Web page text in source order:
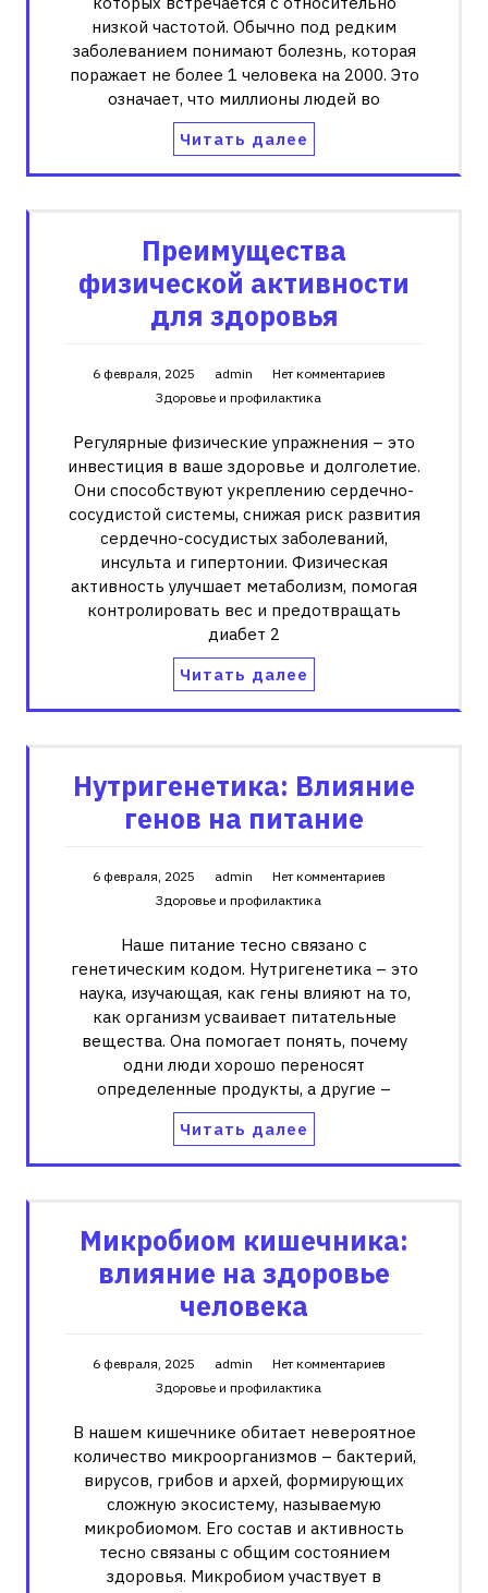
низкой частотой. Обычно под редким
заболеванием понимают болезнь, которая
поражает не более 1 человека на 2000. Это
означает, что миллионы людей во
Читать далее
Преимущества
физической активности
для здоровья
6 февраля, 2025 admin
Нет комментариев
Здоровье и профилактика
Регулярные физические упражнения – это
инвестиция в ваше здоровье и долголетие.
Они способствуют укреплению сердечно-
сосудистой системы, снижая риск развития
сердечно-сосудистых заболеваний,
инсульта и гипертонии. Физическая
активность улучшает метаболизм, помогая
контролировать вес и предотвращать
диабет 2
Читать далее
Нутригенетика: Влияние
генов на питание
6 февраля, 2025 admin
Нет комментариев
Здоровье и профилактика
Наше питание тесно связано с
генетическим кодом. Нутригенетика – это
наука, изучающая, как гены влияют на то,
как организм усваивает питательные
вещества. Она помогает понять, почему
одни люди хорошо переносят
определенные продукты, а другие –
Читать далее
Микробиом кишечника:
влияние на здоровье
человека
6 февраля, 2025 admin
Нет комментариев
Здоровье и профилактика
В нашем кишечнике обитает невероятное
количество микроорганизмов – бактерий,
вирусов, грибов и архей, формирующих
сложную экосистему, называемую
микробиомом. Его состав и активность
тесно связаны с общим состоянием
здоровья. Микробиом участвует в